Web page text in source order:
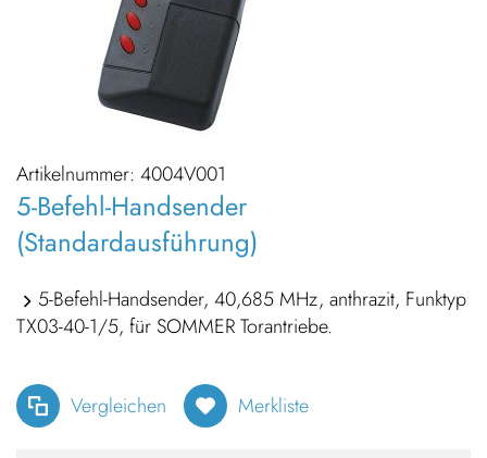
Artikelnummer: 4004V001
5-Befehl-Handsender
(Standardausführung)
5-Befehl-Handsender, 40,685 MHz, anthrazit, Funktyp
TX03-40-1/5, für SOMMER Torantriebe.
Vergleichen Merkliste